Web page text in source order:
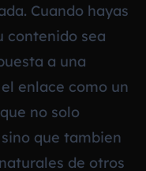
Cuando hayas
contenido sea
a una
enlace como un
no solo
que tambien
de otros